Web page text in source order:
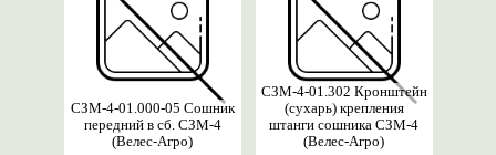
СЗМ-4-01.000-05 Сошник
передний в сб. СЗМ-4
(Велес-Агро)
СЗМ-4-01.302 Кронштейн
(сухарь) крепления
штанги сошника СЗМ-4
(Велес-Агро)